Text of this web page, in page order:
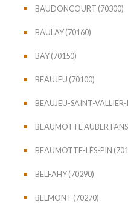
BAUDONCOURT (70300)
BAULAY (70160)
BAY (70150)
BEAUJEU (70100)
BEAUJEU-SAINT-
BEAUMOTTE
BEAUMOTTE-LÈS-PIN
BELFAHY (70290)
BELMONT (70270)